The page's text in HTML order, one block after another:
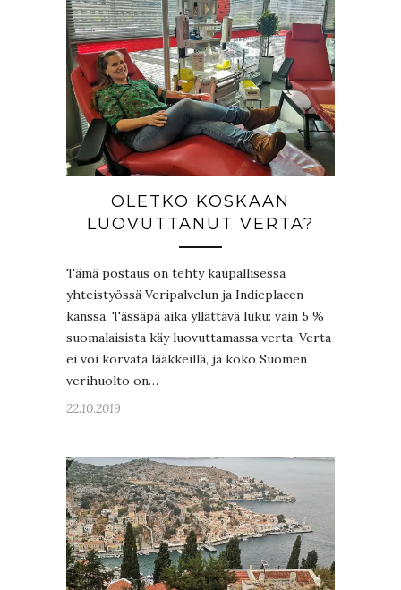
OLETKO KOSKAAN
LUOVUTTANUT VERTA?
Tämä postaus on tehty kaupallisessa
yhteistyössä Veripalvelun ja Indieplacen
kanssa. Tässäpä aika yllättävä luku: vain 5 %
suomalaisista käy luovuttamassa verta. Verta
ei voi korvata lääkkeillä, ja koko Suomen
verihuolto on…
22.10.2019